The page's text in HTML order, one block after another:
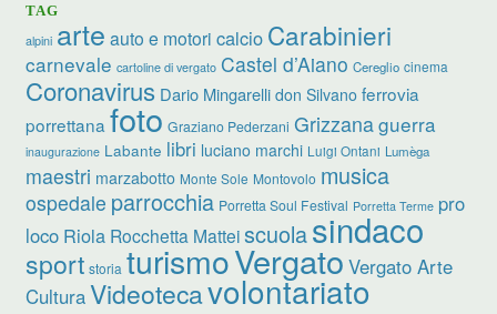
TAG
alpini arte auto e motori calcio Carabinieri
carnevale cartoline di vergato Castel d’Aiano Cereglio cinema
Coronavirus Dario Mingarelli don Silvano ferrovia
porrettana foto Graziano Pederzani Grizzanaguerra
inaugurazione Labante libri luciano marchi Luigi Ontani Lumèga
maestri marzabotto Monte Sole Montovolo musica
ospedale parrocchia Porretta Soul Festival Porretta Terme pro
loco Riola Rocchetta Matteiscuolasindaco
sport storia turismoVergato Vergato Arte
CulturaVideotecavolontariato